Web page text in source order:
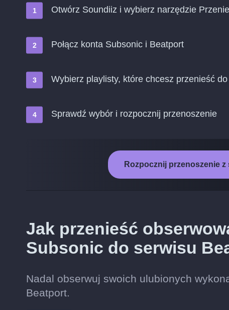
Otwórz Soundiiz i wybierz narzędzie
Połącz konta Subsonic i Beatport
Wybierz playlisty, które chcesz przenieść
Sprawdź wybór i rozpocznij przenoszenie
Rozpocznij przenoszenie
Jak przenieść
Subsonic do serwisu
Nadal obserwuj swoich ulubionych
Beatport.